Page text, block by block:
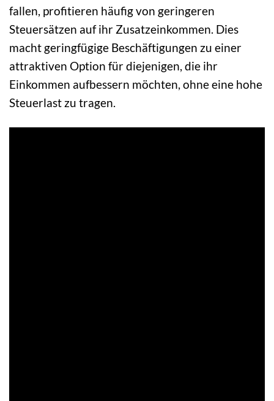
fallen, profitieren häufig von geringeren
Steuersätzen auf ihr Zusatzeinkommen. Dies
macht geringfügige Beschäftigungen zu einer
attraktiven Option für diejenigen, die ihr
Einkommen aufbessern möchten, ohne eine hohe
Steuerlast zu tragen.